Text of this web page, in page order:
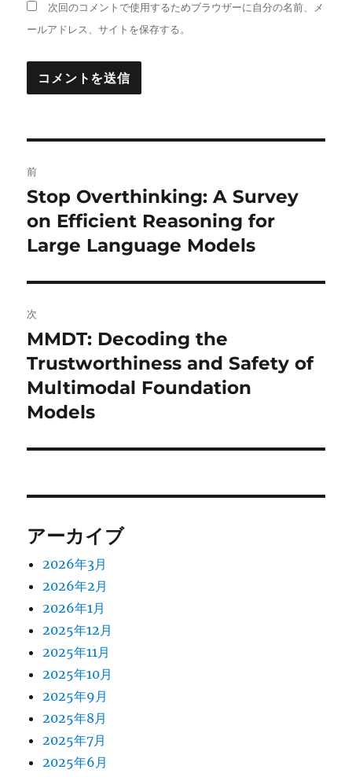
次回のコメントで使用するためブラウザーに自分の名前、メ
ールアドレス、サイトを保存する。
稿
ナ
ビ
ゲ
ー
シ
ョ
ン
前
前
の
投
Stop Overthinking: A Survey
on Efficient Reasoning for
Large Language Models
次
次
の
投
稿:
MMDT: Decoding the
Trustworthiness and Safety of
Multimodal Foundation
Models
アーカイブ
2026年3月
2026年2月
2026年1月
2025年12月
2025年11月
2025年10月
2025年9月
2025年8月
2025年7月
2025年6月